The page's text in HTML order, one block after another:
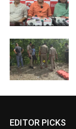
EDITOR PICKS